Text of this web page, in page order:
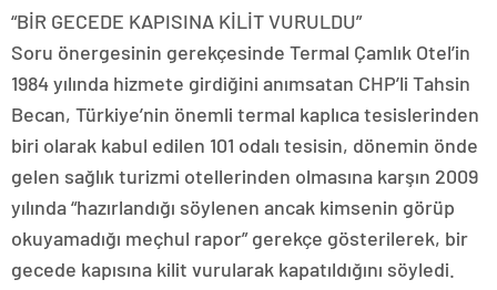
“BİR GECEDE KAPISINA KİLİT VURULDU”
Soru önergesinin gerekçesinde Termal Çamlık Otel’in
1984 yılında hizmete girdiğini anımsatan CHP’li Tahsin
Becan, Türkiye’nin önemli termal kaplıca tesislerinden
biri olarak kabul edilen 101 odalı tesisin, dönemin önde
gelen sağlık turizmi otellerinden olmasına karşın 2009
yılında “hazırlandığı söylenen ancak kimsenin görüp
okuyamadığı meçhul rapor” gerekçe gösterilerek, bir
gecede kapısına kilit vurularak kapatıldığını söyledi.